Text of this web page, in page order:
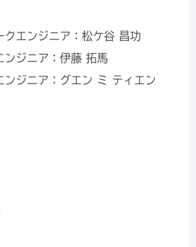
クエンジニア：松ケ谷 昌功
ンジニア：伊藤 拓馬
ンジニア：グエン ミ ティエン